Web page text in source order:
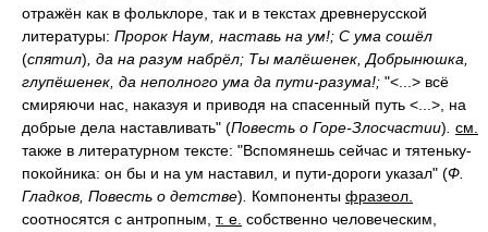
отражён как в фольклоре, так и в текстах древнерусской
литературы: Пророк Наум, наставь на ум!; С ума сошёл
(спятил) , да на разум набрёл; Ты малёшенек, Добрынюшка,
глупёшенек, да неполного ума да пути-разума!; "<...> всё
смиряючи нас, наказуя и приводя на спасенный путь <...>, на
добрые дела наставливать" (Повесть о Горе-Злосчастии) см.
также в литературном тексте: "Вспомянешь сейчас и тятеньку-
покойника: он бы и на ум наставил, и пути-дороги указал" (Ф.
Гладков, Повесть о детстве) Компоненты фразеол.
соотносятся с антропным, т. е. собственно человеческим,